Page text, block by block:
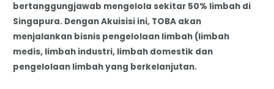
bertanggungjawab mengelola sekitar 50% limbah di
Singapura. Dengan Akuisisi ini, TOBA akan
menjalankan bisnis pengelolaan limbah (limbah
medis, limbah industri, limbah domestik dan
pengelolaan limbah yang berkelanjutan.